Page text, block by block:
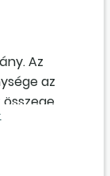
Az
az
összege
max. 25 M